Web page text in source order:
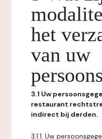
het
van uw
3.1 Uw
restaurant
indirect bij derden.
3.1.1. Uw